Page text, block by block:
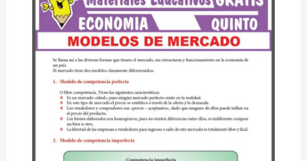
Grado
de
Secundaria